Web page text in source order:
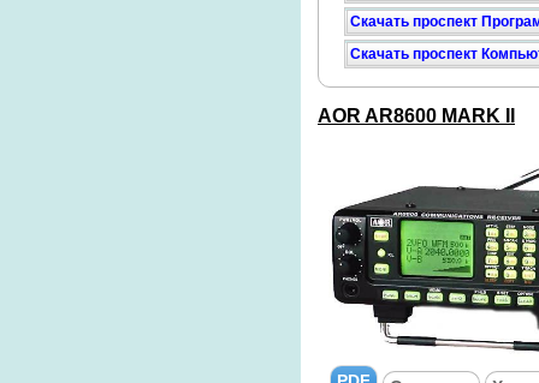
Скачать проспект
Скачать проспект
AOR AR8600 MARK II